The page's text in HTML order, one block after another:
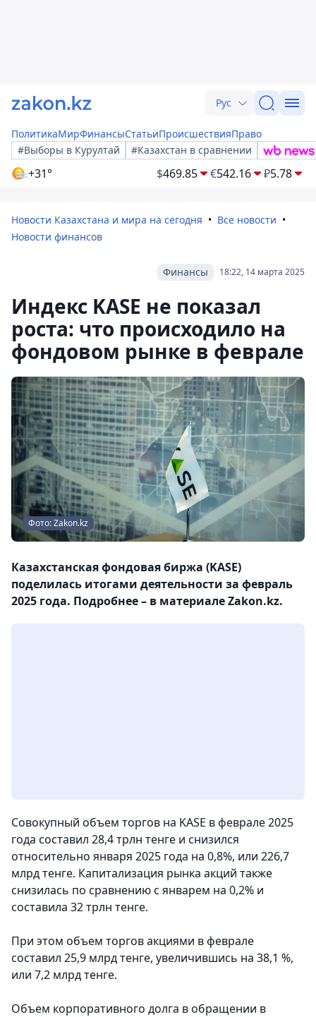
Рус
ПолитикаМирФинансыСтатьиПроисшествияПраво
#Выборы в Курултай
#Казахстан в сравнении
+31° $469.85 €542.16 ₽5.78
Новости Казахстана и мира на сегодня
Все новости
Новости финансов
18:22, 14 марта 2025
Финансы
Индекс KASE не показал
роста: что происходило на
фондовом рынке в феврале
Фото: Zakon.kz
Казахстанская фондовая биржа (KASE)
поделилась итогами деятельности за февраль
2025 года. Подробнее – в материале Zakon.kz.
Совокупный объем торгов на KASE в феврале 2025
года составил 28,4 трлн тенге и снизился
относительно января 2025 года на 0,8%, или 226,7
млрд тенге. Капитализация рынка акций также
снизилась по сравнению с январем на 0,2% и
составила 32 трлн тенге.
При этом объем торгов акциями в феврале
составил 25,9 млрд тенге, увеличившись на 38,1 %,
или 7,2 млрд тенге.
Объем корпоративного долга в обращении в